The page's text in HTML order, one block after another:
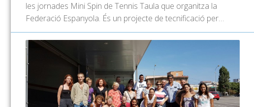
les jornades Mini Spin de Tennis Taula que organitza la
Federació Espanyola. És un projecte de tecnificació per…